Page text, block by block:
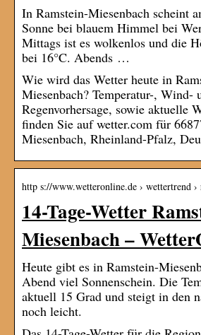
In Ramstein-Miesenbach scheint
Sonne bei blauem Himmel bei
Mittags ist es wolkenlos und die
bei 16°C. Abends …
Wie wird das Wetter heute in
Miesenbach? Temperatur-, Wind-
Regenvorhersage, sowie aktuelle
finden Sie auf wetter.com für
Miesenbach, Rheinland-Pfalz,
http s://www.wetteronline.de › wettertrend
14-Tage-Wetter
Miesenbach –
Heute gibt es in Ramstein-
Abend viel Sonnenschein. Die
aktuell 15 Grad und steigt in den
noch leicht.